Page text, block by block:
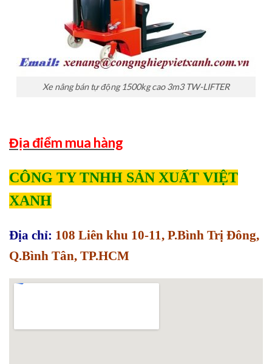
Xe nâng bán tự động 1500kg cao 3m3 TW-LIFTER
Địa điểm mua hàng
CÔNG TY TNHH SẢN XUẤT VIỆT
XANH
Địa chỉ: 108 Liên khu 10-11, P.Bình Trị Đông,
Q.Bình Tân, TP.HCM